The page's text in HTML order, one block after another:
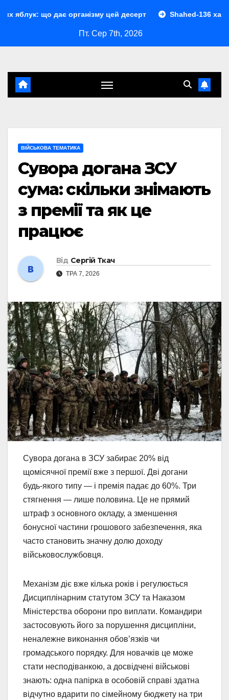
організму цей десерт Shahed-136 характеристики:
Пт. Сер 7th, 2026
ВІЙСЬКОВА ТЕМАТИКА
Сувора догана ЗСУ
сума: скільки знімають
з премії та як це
працює
Від Сергій Ткач
ТРА 7, 2026
Сувора догана в ЗСУ забирає 20% від
щомісячної премії вже з першої. Дві догани
будь-якого типу — і премія падає до 60%. Три
стягнення — лише половина. Це не прямий
штраф з основного окладу, а зменшення
бонусної частини грошового забезпечення, яка
часто становить значну долю доходу
військовослужбовця.
Механізм діє вже кілька років і регулюється
Дисциплінарним статутом ЗСУ та Наказом
Міністерства оборони про виплати. Командири
застосовують його за порушення дисципліни,
неналежне виконання обов’язків чи
громадського порядку. Для новачків це може
стати несподіванкою, а досвідчені військові
знають: одна папірка в особовій справі здатна
відчутно вдарити по сімейному бюджету на три